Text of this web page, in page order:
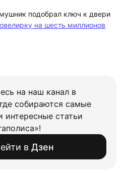
подобрал ключ к двери
на шесть миллионов
на наш канал в
собираются самые
интересные статьи
в Дзен